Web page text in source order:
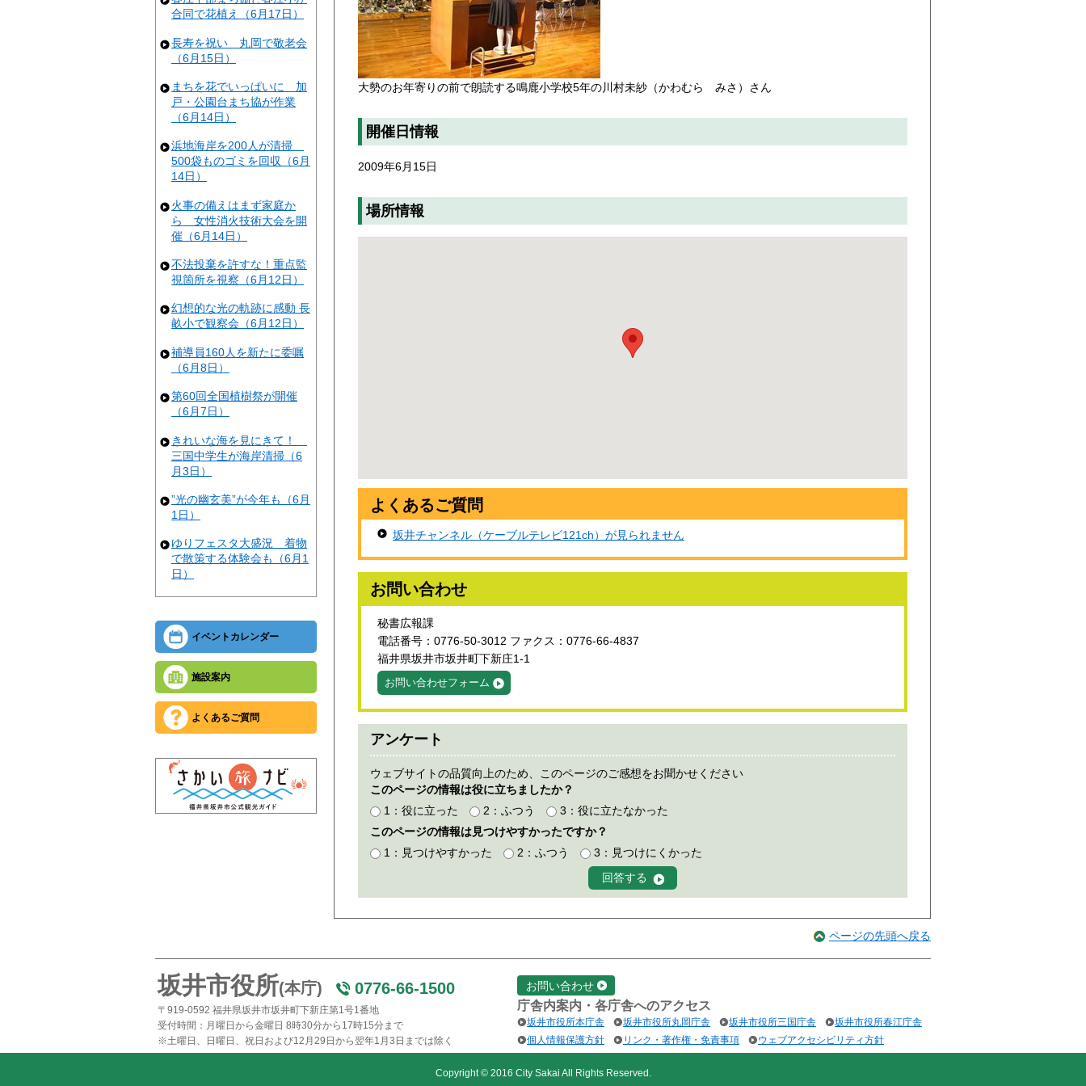
合同で花植え（6月17日）
長寿を祝い 丸岡で敬老会
（6月15日）
まちを花でいっぱいに 加
戸・公園台まち協が作業
（6月14日）
浜地海岸を200人が清掃
500袋ものゴミを回収（6月
14日）
火事の備えはまず家庭か
ら 女性消火技術大会を開
催（6月14日）
不法投棄を許すな！重点監
視箇所を視察（6月12日）
幻想的な光の軌跡に感動 長
畝小で観察会（6月12日）
補導員160人を新たに委嘱
（6月8日）
第60回全国植樹祭が開催
（6月7日）
きれいな海を見にきて！
三国中学生が海岸清掃（6
月3日）
”光の幽玄美”が今年も（6月
1日）
ゆりフェスタ大盛況 着物
で散策する体験会も（6月1
日）
イベントカレンダー
施設案内
よくあるご質問
大勢のお年寄りの前で朗読する鳴鹿小学校5年の川村未紗（かわむら みさ）さん
開催日情報
2009年6月15日
場所情報
よくあるご質問
坂井チャンネル（ケーブルテレビ121ch）が見られません
お問い合わせ
秘書広報課
電話番号：0776-50-3012 ファクス：0776-66-4837
福井県坂井市坂井町下新庄1-1
お問い合わせフォーム
アンケート
ウェブサイトの品質向上のため、このページのご感想をお聞かせください
このページの情報は役に立ちましたか？
1：役に立った
2：ふつう
3：役に立たなかった
このページの情報は見つけやすかったですか？
1：見つけやすかった
2：ふつう 3：見つけにくかった
ページの先頭へ戻る
坂井市役所(本庁) 0776-66-1500
〒919-0592 福井県坂井市坂井町下新庄第1号1番地
受付時間：月曜日から金曜日 8時30分から17時15分まで
※土曜日、日曜日、祝日および12月29日から翌年1月3日までは除く
お問い合わせ
庁舎内案内・各庁舎へのアクセス
坂井市役所本庁舎 坂井市役所丸岡庁舎 坂井市役所三国庁舎
坂井市役所春江庁舎
個人情報保護方針
リンク・著作権・免責事項 ウェブアクセシビリティ方針
Copyright © 2016 City Sakai All Rights Reserved.